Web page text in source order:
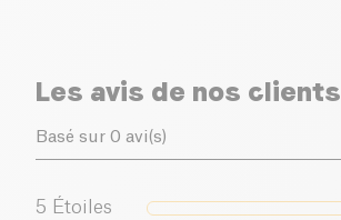
Les avis de nos clients
Basé sur 0 avi(s)
5 Étoiles